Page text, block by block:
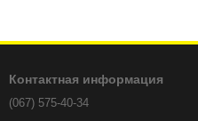
Контактная информация
(067) 575-40-34